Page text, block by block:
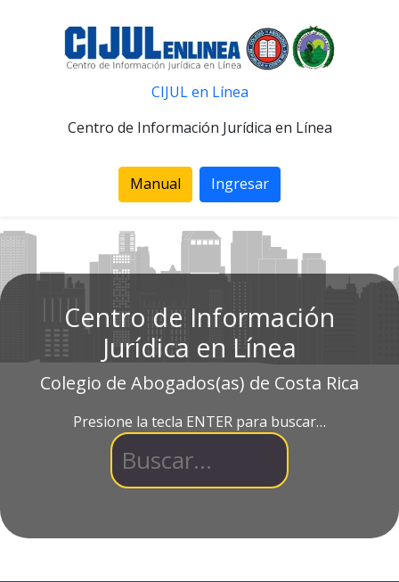
CIJUL en Línea
Centro de Información Jurídica en Línea
Manual Ingresar
Centro de Información
Jurídica en Línea
Colegio de Abogados(as) de Costa Rica
Presione la tecla ENTER para buscar…